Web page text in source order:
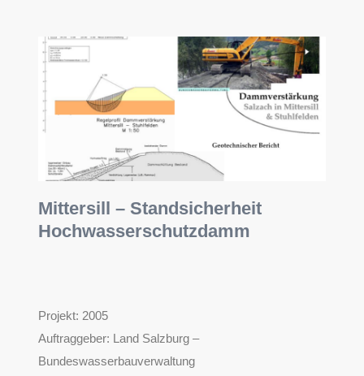
Mittersill – Standsicherheit
Hochwasserschutzdamm​
Projekt: 2005
Auftraggeber: Land Salzburg –
Bundeswasserbauverwaltung